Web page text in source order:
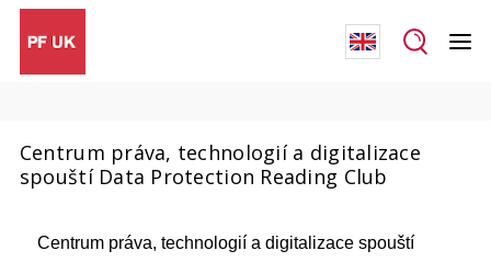
Centrum práva, technologií a digitalizace
spouští Data Protection Reading Club
Centrum práva, technologií a digitalizace spouští